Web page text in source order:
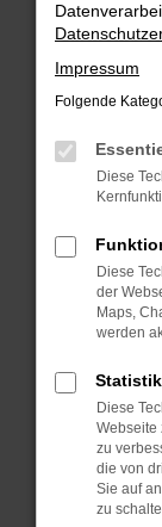
Laden
Manche
können
anderen
Fenster?
Starte
Das
Stelle
sind.
führen,
Impressum
Folgende
Diese
Diese
der
Maps,
werden
Diese
Webseite
zu
die von
Sie auf
zu